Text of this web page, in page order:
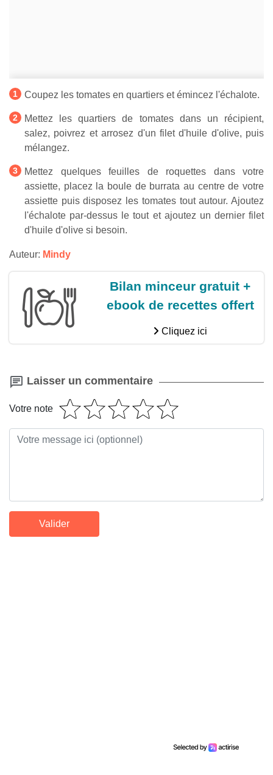
Coupez les tomates en quartiers et émincez l'échalote.
Mettez les quartiers de tomates dans un récipient,
salez, poivrez et arrosez d'un filet d'huile d'olive, puis
mélangez.
Mettez quelques feuilles de roquettes dans votre
assiette, placez la boule de burrata au centre de votre
assiette puis disposez les tomates tout autour. Ajoutez
l'échalote par-dessus le tout et ajoutez un dernier filet
d'huile d'olive si besoin.
Auteur: Mindy
Bilan minceur gratuit +
ebook de recettes offert
Cliquez ici
Laisser un commentaire
Votre note